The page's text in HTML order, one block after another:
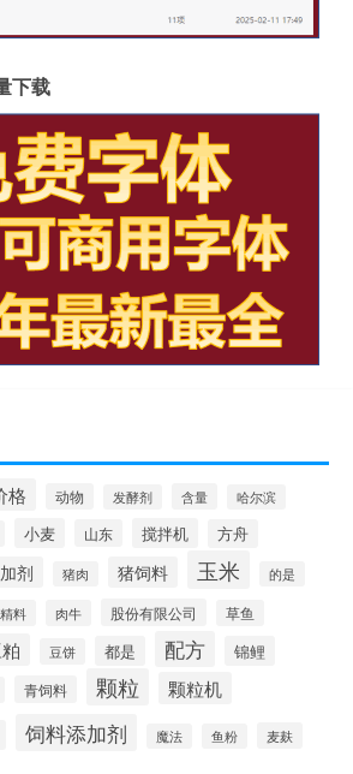
下载
格 动物 发酵剂 含量 哈尔滨
小麦 山东 搅拌机 方舟
剂 猪肉 猪饲料 玉米 的是
精料 肉牛 股份有限公司 草鱼
豆饼 都是 配方 锦鲤
青饲料 颗粒 颗粒机
饲料添加剂 魔法 鱼粉 麦麸